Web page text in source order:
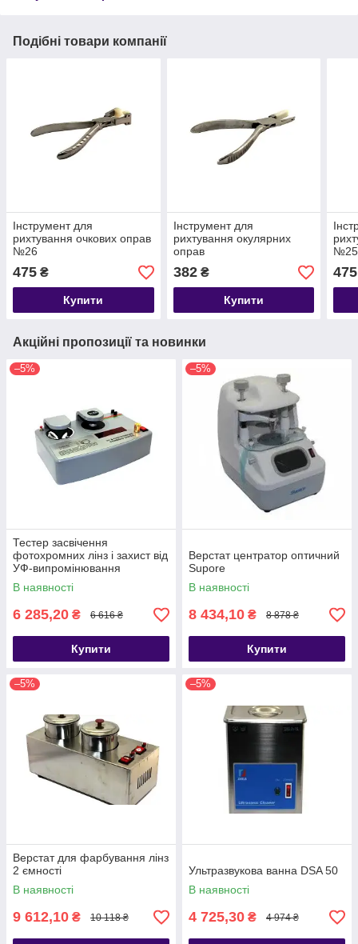
Подібні товари компанії
Інструмент для
рихтування очкових оправ
№26
475 ₴
Купити
Інструмент для
рихтування окулярних
оправ
382₴
Купити
№25
475
Акційні пропозиції та новинки
–5%
Тестер засвічення
фотохромних лінз і захист від
УФ-випромінювання
В наявності
6 285,20 ₴ 6 616 ₴
Купити
–5%
Верстат центратор оптичний
Supore
В наявності
8 434,10 ₴ 8 878 ₴
Купити
–5%
Верстат для фарбування лінз
2 ємності
В наявності
9 612,10 ₴ 10 118 ₴
–5%
Ультразвукова ванна DSA 50
В наявності
4 725,30 ₴ 4 974 ₴